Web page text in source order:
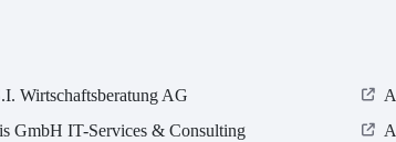
Wirtschaftsberatung AG
GmbH IT-Services & Consulting